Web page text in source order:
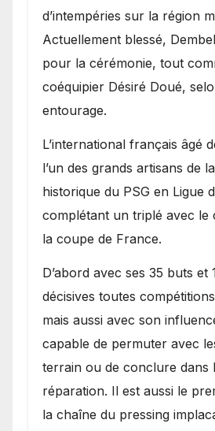
d’intempéries sur la région
Actuellement blessé,
pour la cérémonie, tout
coéquipier Désiré Doué,
entourage.
L’international français âgé
l’un des grands artisans de
historique du PSG en Ligue
complétant un triplé avec le
la coupe de France.
D’abord avec ses 35 buts et
décisives toutes
mais aussi avec son
capable de permuter avec
terrain ou de conclure dans
réparation. Il est aussi le
la chaîne du pressing